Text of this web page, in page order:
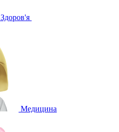
Здоров'я
Медицина